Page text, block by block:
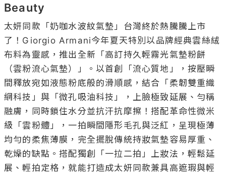
Beauty
太妍同款「奶咖水波紋氣墊」台灣終於熱騰騰上市
了！Giorgio Armani今年夏天特別以品牌經典雲絲絨
布料為靈感，推出全新「高訂持久輕霧光氣墊粉餅
（雲粉流心氣墊）」。以首創「流心質地」，按壓瞬
間釋放宛如液態粉底般的滑順感，結合「柔韌雙重織
網科技」與「微孔吸油科技」，上臉極致延展、勻稱
融膚，同時鎖住水分並抗汗抗摩擦！搭配革命性微米
級「雲粉體」，一拍瞬間隱形毛孔與泛紅，呈現極薄
均勻的柔焦薄膜，完全擺脫傳統持妝氣墊容易厚重、
乾燥的缺點。搭配獨創「一拉二拍」上妝法，輕鬆延
展、輕拍定格，就能打造成太妍同款兼具高遮瑕與輕